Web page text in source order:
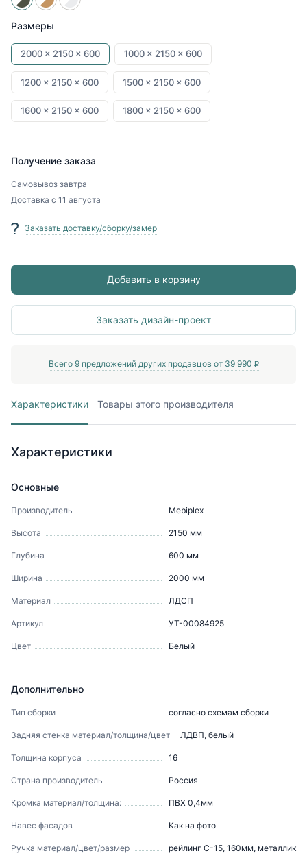
Размеры
2000 x 2150 x 600 1000 x 2150 x 600
1200 x 2150 x 600 1500 x 2150 x 600
1600 x 2150 x 600 1800 x 2150 x 600
Получение заказа
Самовывоз завтра
Доставка с 11 августа
Заказать доставку/сборку/замер
Добавить в корзину
Заказать дизайн-проект
Всего 9предложений других продавцов от 39 990 P
Характеристики Товары этого производителя
Характеристики
Основные
Производитель Mebiрlex
Высота 2150 мм
Глубина 600 мм
Ширина 2000 мм
Материал ЛДСП
Артикул УТ-00084925
Цвет Белый
Дополнительно
Тип сборки согласно схемам сборки
Задняя стенка материал/толщина/цвет ЛДВП, белый
Толщина корпуса 16
Страна производитель Россия
Кромка материал/толщина: ПВХ 0,4мм
Навес фасадов Как на фото
Ручка материал/цвет/размер рейлинг С-15, 160мм, металлик